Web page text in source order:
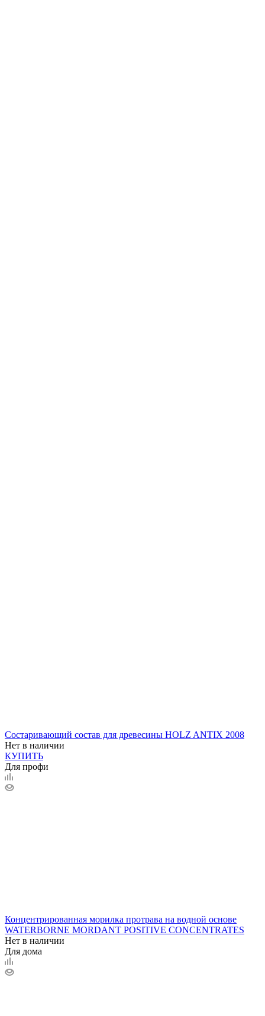
Состаривающий состав для древесины HOLZ ANTIX 2008
Нет в наличии
КУПИТЬ
Для профи
Концентрированная морилка протрава на водной основе
WATERBORNE MORDANT POSITIVE CONCENTRATES
Нет в наличии
Для дома